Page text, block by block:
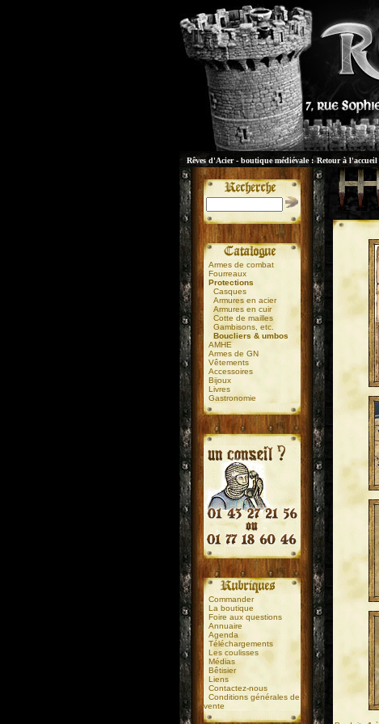
Rêves d'Acier - boutique médiévale : Retour à l'accueil
.
Armes de combat
Fourreaux
Protections
Casques
Armures en acier
Armures en cuir
Cotte de mailles
Gambisons, etc.
Boucliers & umbos
AMHE
Armes de GN
Vêtements
Accessoires
Bijoux
Livres
Gastronomie
Commander
La boutique
Foire aux questions
Annuaire
Agenda
Téléchargements
Les coulisses
Médias
Bêtisier
Liens
Contactez-nous
Conditions générales de
vente
.